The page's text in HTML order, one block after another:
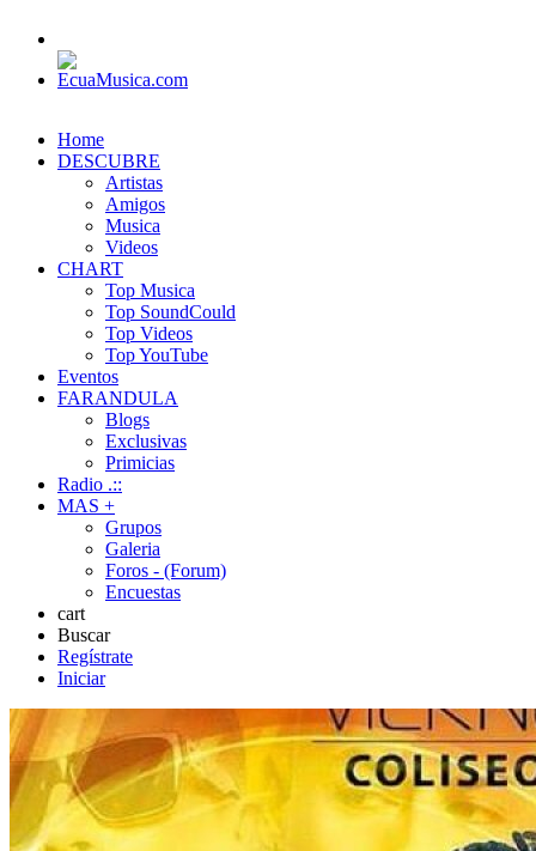
Home
DESCUBRE
Artistas
Amigos
Musica
Videos
CHART
Top Musica
Top SoundCould
Top Videos
Top YouTube
Eventos
FARANDULA
Blogs
Exclusivas
Primicias
Radio .::
MAS +
Grupos
Galeria
Foros - (Forum)
Encuestas
cart
Buscar
Regístrate
Iniciar